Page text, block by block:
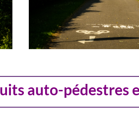
auto-pédestres